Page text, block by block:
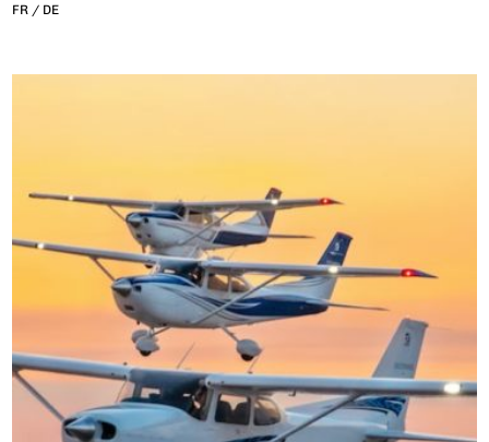
FR / DE